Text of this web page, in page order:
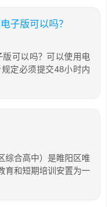
子版可以吗？
可以吗？可以使用电
定必须提交48小时内
综合高中）是睢阳区唯
育和短期培训安置为一